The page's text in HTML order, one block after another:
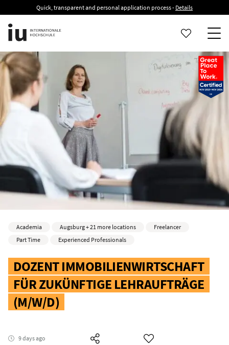
Quick, transparent and personal application process - Details
DOZENT IMMOBILIENWIRTSCHAFT
FÜR ZUKÜNFTIGE LEHRAUFTRÄGE
(M/W/D)
Academia Augsburg + 21 more locations
Freelancer
Part Time
Experienced Professionals
9 days ago